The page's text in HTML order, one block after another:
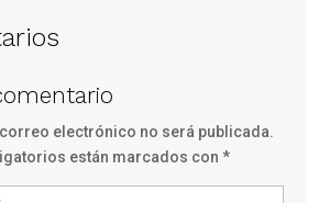
electrónico no será publicada.
están marcados con*